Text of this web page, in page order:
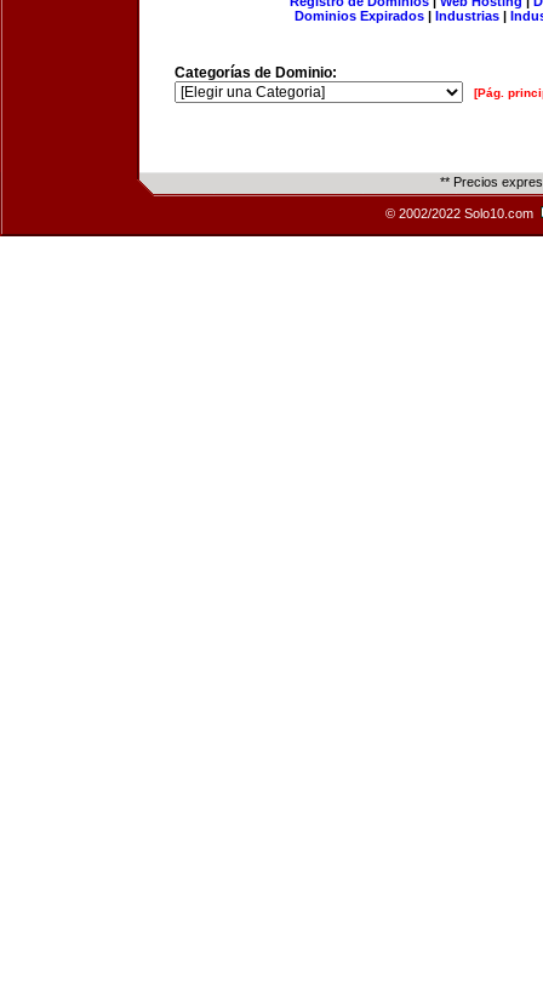
Dominios Expirados | Industrias |
Categorías de Dominio:
[Pág.
** Precios
© 2002/2022 Solo10.com